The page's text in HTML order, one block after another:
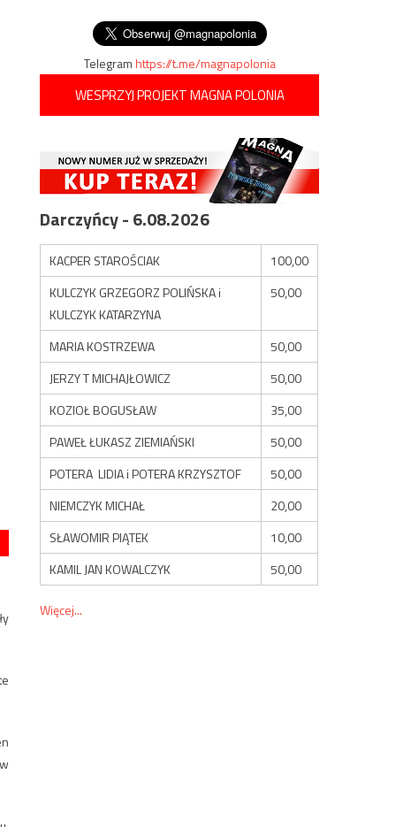
Telegramhttps://t.me/magnapolonia
WESPRZYJ PROJEKT MAGNA POLONIA
Darczyńcy - 6.08.2026
KACPER STAROŚCIAK
100,00
KULCZYK GRZEGORZ POLIŃSKA i
KULCZYK KATARZYNA
50,00
MARIA KOSTRZEWA
50,00
JERZY T MICHAJŁOWICZ
50,00
KOZIOŁ BOGUSŁAW
35,00
PAWEŁ ŁUKASZ ZIEMIAŃSKI
50,00
POTERA LIDIA i POTERA KRZYSZTOF
50,00
NIEMCZYK MICHAŁ
20,00
SŁAWOMIR PIĄTEK
10,00
KAMIL JAN KOWALCZYK
50,00
Więcej...